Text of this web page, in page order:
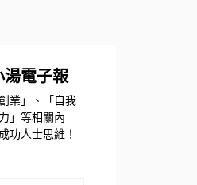
湯電子報
業」、「自我
」等相關內
功人士思維！